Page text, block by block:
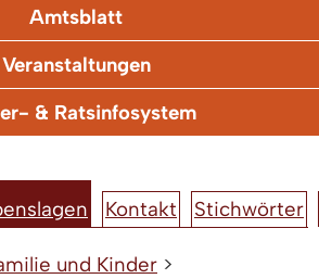
Amtsblatt
Veranstaltungen
& Ratsinfosystem
Kontakt Stichwörter
und Kinder >